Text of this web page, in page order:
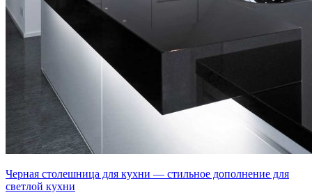
Черная столешница для кухни — стильное дополнение для
светлой кухни